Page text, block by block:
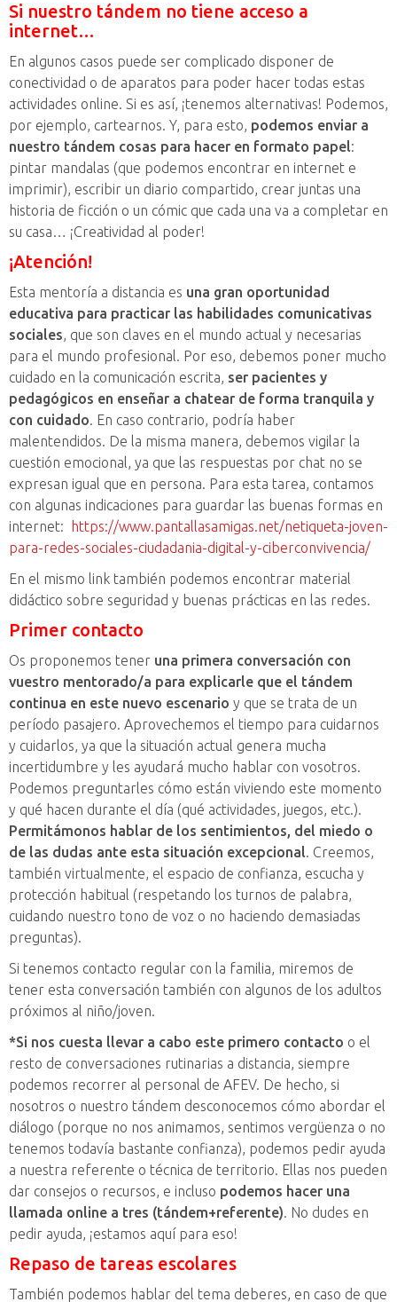
Si nuestro tándem no tiene acceso a
internet…
En algunos casos puede ser complicado disponer de
conectividad o de aparatos para poder hacer todas estas
actividades online. Si es así, ¡tenemos alternativas! Podemos,
por ejemplo, cartearnos. Y, para esto, podemos enviar a
nuestro tándem cosas para hacer en formato papel:
pintar mandalas (que podemos encontrar en internet e
imprimir), escribir un diario compartido, crear juntas una
historia de ficción o un cómic que cada una va a completar en
su casa… ¡Creatividad al poder!
¡Atención!
Esta mentoría a distancia es una gran oportunidad
educativa para practicar las habilidades comunicativas
sociales, que son claves en el mundo actual y necesarias
para el mundo profesional. Por eso, debemos poner mucho
cuidado en la comunicación escrita, ser pacientes y
pedagógicos en enseñar a chatear de forma tranquila y
con cuidado. En caso contrario, podría haber
malentendidos. De la misma manera, debemos vigilar la
cuestión emocional, ya que las respuestas por chat no se
expresan igual que en persona. Para esta tarea, contamos
con algunas indicaciones para guardar las buenas formas en
internet:
https://www.pantallasamigas.net/netiqueta-joven-
para-redes-sociales-ciudadania-digital-y-ciberconvivencia/
En el mismo link también podemos encontrar material
didáctico sobre seguridad y buenas prácticas en las redes.
Primer contacto
Os proponemos tener una primera conversación con
vuestro mentorado/a para explicarle que el tándem
continua en este nuevo escenario y que se trata de un
período pasajero. Aprovechemos el tiempo para cuidarnos
y cuidarlos, ya que la situación actual genera mucha
incertidumbre y les ayudará mucho hablar con vosotros.
Podemos preguntarles cómo están viviendo este momento
y qué hacen durante el día (qué actividades, juegos, etc.).
Permitámonos hablar de los sentimientos, del miedo o
de las dudas ante esta situación excepcional. Creemos,
también virtualmente, el espacio de confianza, escucha y
protección habitual (respetando los turnos de palabra,
cuidando nuestro tono de voz o no haciendo demasiadas
preguntas).
Si tenemos contacto regular con la familia, miremos de
tener esta conversación también con algunos de los adultos
próximos al niño/joven.
*Si nos cuesta llevar a cabo este primero contacto o el
resto de conversaciones rutinarias a distancia, siempre
podemos recorrer al personal de AFEV. De hecho, si
nosotros o nuestro tándem desconocemos cómo abordar el
diálogo (porque no nos animamos, sentimos vergüenza o no
tenemos todavía bastante confianza), podemos pedir ayuda
a nuestra referente o técnica de territorio. Ellas nos pueden
dar consejos o recursos, e incluso podemos hacer una
llamada online a tres (tándem+referente). No dudes en
pedir ayuda, ¡estamos aquí para eso!
Repaso de tareas escolares
También podemos hablar del tema deberes, en caso de que